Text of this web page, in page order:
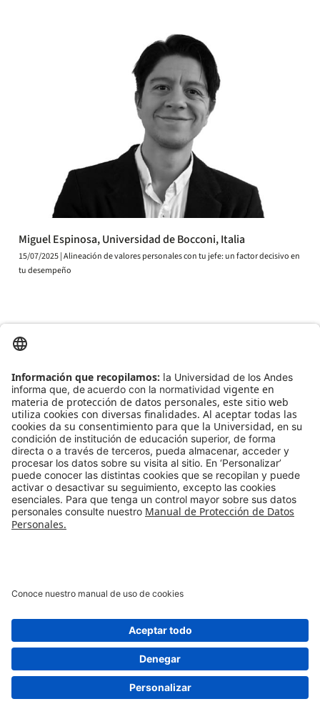
Miguel Espinosa, Universidad de Bocconi, Italia
15/07/2025 | Alineación de valores personales con tu jefe: un factor decisivo en
tu desempeño
Luis Roberto Martínez, Universidad de Emory